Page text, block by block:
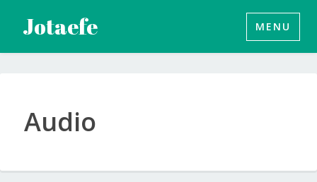
contenido
Jotaefe MENU
Audio